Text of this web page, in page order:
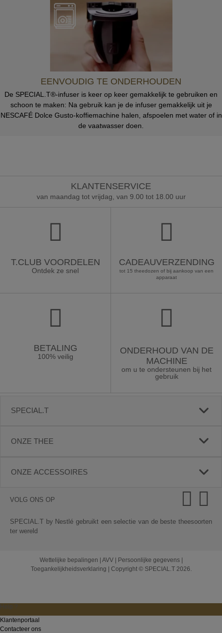
EENVOUDIG TE ONDERHOUDEN
De SPECIAL.T®-infuser is keer op keer gemakkelijk te gebruiken en
schoon te maken: Na gebruik kan je de infuser gemakkelijk uit je
NESCAFÉ Dolce Gusto-koffiemachine halen, afspoelen met water of in
de vaatwasser doen.
KLANTENSERVICE
van maandag tot vrijdag, van 9.00 tot 18.00 uur
T.CLUB VOORDELEN
Ontdek ze snel
CADEAUVERZENDING
tot 15 theedozen of bij aankoop van een
apparaat
BETALING
100% veilig
ONDERHOUD VAN DE
MACHINE
om u te ondersteunen bij het
gebruik
SPECIAL.T
ONZE THEE
ONZE ACCESSOIRES
VOLG ONS OP
SPECIAL.T by Nestlé gebruikt een selectie van de beste theesoorten
ter wereld
Wettelijke bepalingen AVV| Persoonlijke gegevens|
Toegankelijkheidsverklaring
Copyright © SPECIAL.T 2026.
Help ?
Klantenportaal
Contacteer ons